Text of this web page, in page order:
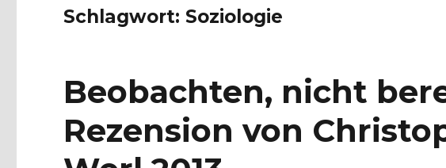
Schlagwort: Soziologie
Beobachten, nicht
Rezension von